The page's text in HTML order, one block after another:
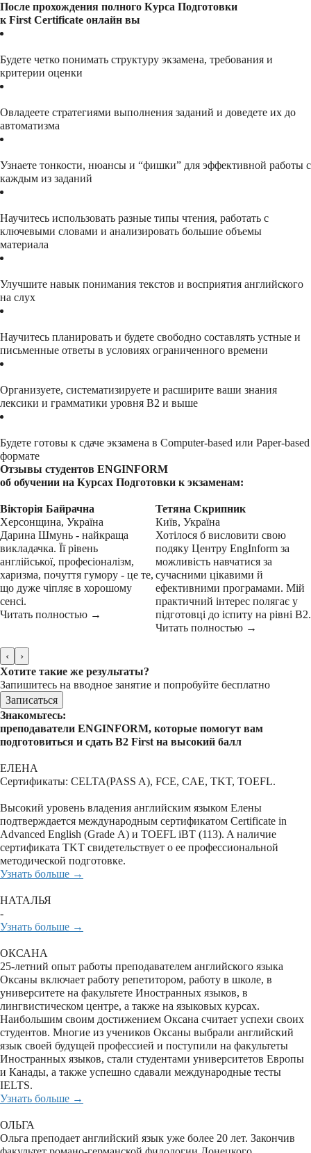
После прохождения полного Курса Подготовки
к First Certificate онлайн вы
Будете четко понимать структуру экзамена, требования и
критерии оценки
Овладеете стратегиями выполнения заданий и доведете их до
автоматизма
Узнаете тонкости, нюансы и “фишки” для эффективной работы с
каждым из заданий
Научитесь использовать разные типы чтения, работать с
ключевыми словами и анализировать большие объемы
материала
Улучшите навык понимания текстов и восприятия английского
на слух
Научитесь планировать и будете свободно составлять устные и
письменные ответы в условиях ограниченного времени
Организуете, систематизируете и расширите ваши знания
лексики и грамматики уровня B2 и выше
Будете готовы к сдаче экзамена в Computer-based или Paper-based
формате
Отзывы студентов ENGINFORM
об обучении на Курсах Подготовки к экзаменам:
Вікторія Байрачна
Херсонщина, Україна
Дарина Шмунь - найкраща
викладачка. Її рівень
англійської, професіоналізм,
харизма, почуття гумору - це те,
що дуже чіпляє в хорошому
сенсі.
Читать полностью →
Тетяна Скрипник
Київ, Україна
Хотілося б висловити свою
подяку Центру EngInform за
можливість навчатися за
сучасними цікавими й
ефективними програмами. Мій
практичний інтерес полягає у
підготовці до іспиту на рівні B2.
Читать полностью →
‹
›
Хотите такие же результаты?
Запишитесь на вводное занятие и попробуйте бесплатно
Записаться
Знакомьтесь:
преподаватели ENGINFORM, которые помогут вам
подготовиться и сдать B2 First на высокий балл
ЕЛЕНА
Сертификаты: CELTA(PASS A), FCE, CAE, TKT, TOEFL.
Высокий уровень владения английским языком Елены
подтверждается международным сертификатом Certificate in
Advanced English (Grade А) и TOEFL iBT (113). A наличие
сертификата TKT свидетельствует о ее профессиональной
методической подготовке.
Узнать больше →
НАТАЛЬЯ
-
Узнать больше →
ОКСАНА
25-летний опыт работы преподавателем английского языка
Оксаны включает работу репетитором, работу в школе, в
университете на факультете Иностранных языков, в
лингвистическом центре, а также на языковых курсах.
Наибольшим своим достижением Оксана считает успехи своих
студентов. Многие из учеников Оксаны выбрали английский
язык своей будущей профессией и поступили на факультеты
Иностранных языков, стали студентами университетов Европы
и Канады, а также успешно сдавали международные тесты
IELTS.
Узнать больше →
ОЛЬГА
Ольга преподает английский язык уже более 20 лет. Закончив